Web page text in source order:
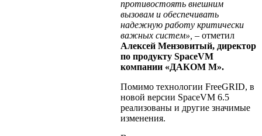
противостоять внешним
вызовам и обеспечивать
надежную работу критически
важных систем», – отметил
Алексей Мензовитый, директор
по продукту SpaceVM
компании «ДАКОМ М».
Помимо технологии FreeGRID, в
новой версии SpaceVM 6.5
реализованы и другие значимые
изменения.